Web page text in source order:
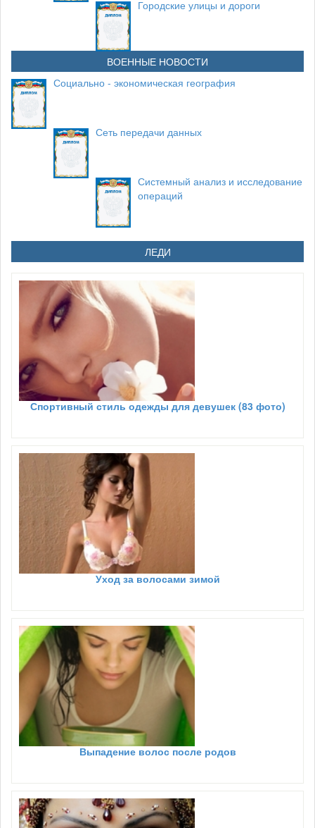
Городские улицы и дороги
ВОЕННЫЕ НОВОСТИ
Социально - экономическая география
Сеть передачи данных
Системный анализ и исследование
операций
ЛЕДИ
Спортивный стиль одежды для девушек (83 фото)
Уход за волосами зимой
Выпадение волос после родов